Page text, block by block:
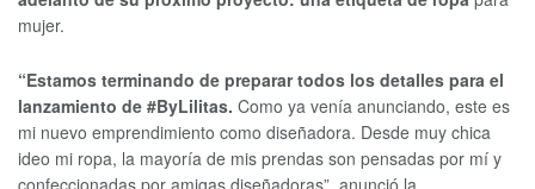
mujer.
“Estamos terminando de preparar todos los detalles para el
lanzamiento de #ByLilitas. Como ya venía anunciando, este es
mi nuevo emprendimiento como diseñadora. Desde muy chica
ideo mi ropa, la mayoría de mis prendas son pensadas por mí y